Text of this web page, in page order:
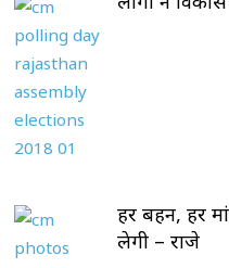
हर बहन, हर
लेगी – राजे